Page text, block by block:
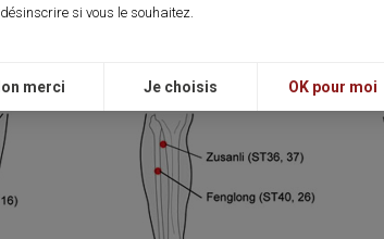
si vous le souhaitez.
merci Je choisis OK pour moi